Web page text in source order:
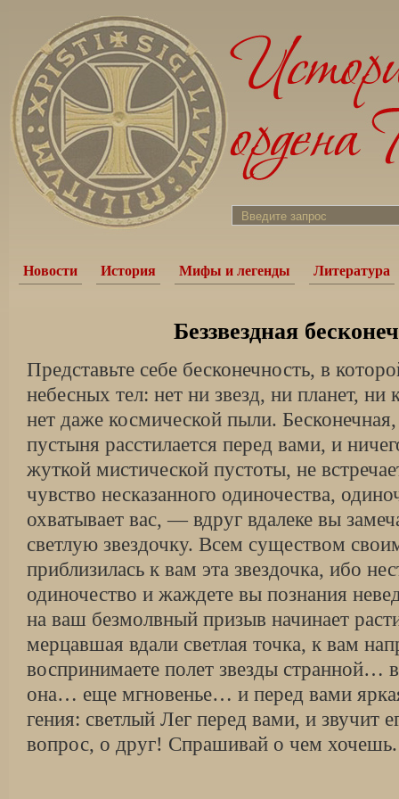
Новости История Мифы и легенды Литература
Беззвездная
Представьте себе бесконечность, в
небесных тел: нет ни звезд, ни планет, ни
нет даже космической пыли.
пустыня расстилается перед вами, и
жуткой мистической пустоты, не
чувство несказанного одиночества,
охватывает вас, — вдруг вдалеке вы
светлую звездочку. Всем существом
приблизилась к вам эта звездочка, ибо
одиночество и жаждете вы познания
на ваш безмолвный призыв начинает
мерцавшая вдали светлая точка, к вам
воспринимаете полет звезды странной…
она… еще мгновенье… и перед вами
гения: светлый Лег перед вами, и звучит
вопрос, о друг! Спрашивай о чем хочешь.